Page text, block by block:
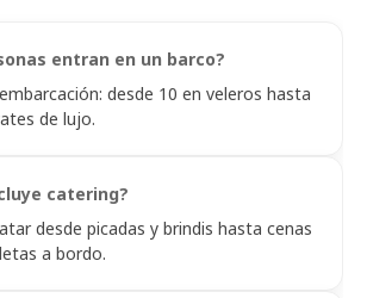
entran en un barco?
desde 10 en veleros hasta
de lujo.
catering?
desde picadas y brindis hasta cenas
a bordo.